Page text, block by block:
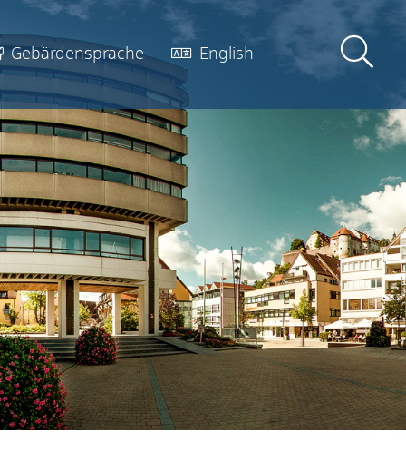
Gebärdensprache English